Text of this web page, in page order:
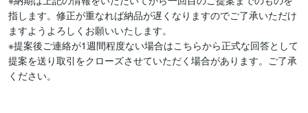
指します。修正が重なれば納品が遅くなりますのでご了承いただけ
ますようよろしくお願いいたします。
※提案後ご連絡が1週間程度ない場合はこちらから正式な回答として
提案を送り取引をクローズさせていただく場合があります。ご了承
ください。